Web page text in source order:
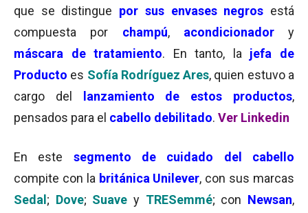
que se distingue por sus envases negros está
compuesta por champú, acondicionadory
máscara de tratamiento. En tanto, la jefa de
Producto es Sofía Rodríguez Ares, quien estuvo a
cargo del
lanzamiento de estos productos,
pensados para el cabello debilitado. Ver Linkedin
En este segmento de cuidado del cabello
compite con la británica Unilever, con sus marcas
Sedal ; Dove; Suave y TRESemmé; con Newsan,